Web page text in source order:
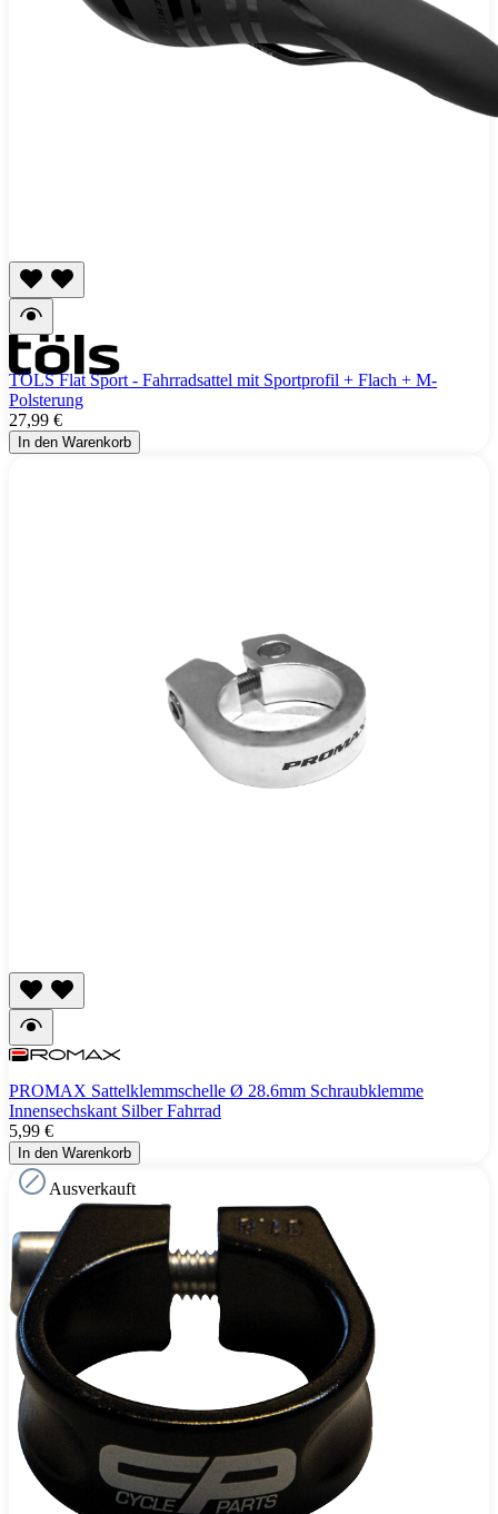
TÖLS Flat Sport - Fahrradsattel mit Sportprofil + Flach + M-
Polsterung
27,99 €
In den Warenkorb
PROMAX Sattelklemmschelle Ø 28.6mm Schraubklemme
Innensechskant Silber Fahrrad
5,99 €
In den Warenkorb
Ausverkauft